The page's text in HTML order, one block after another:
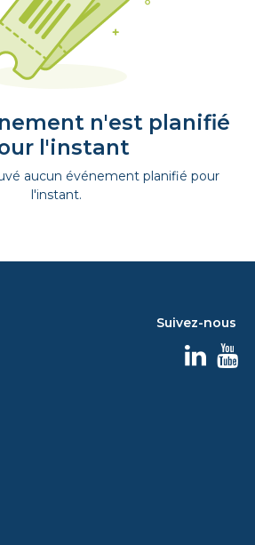
n'est planifié
l'instant
aucun événement planifié pour
l'instant.
Suivez-nous